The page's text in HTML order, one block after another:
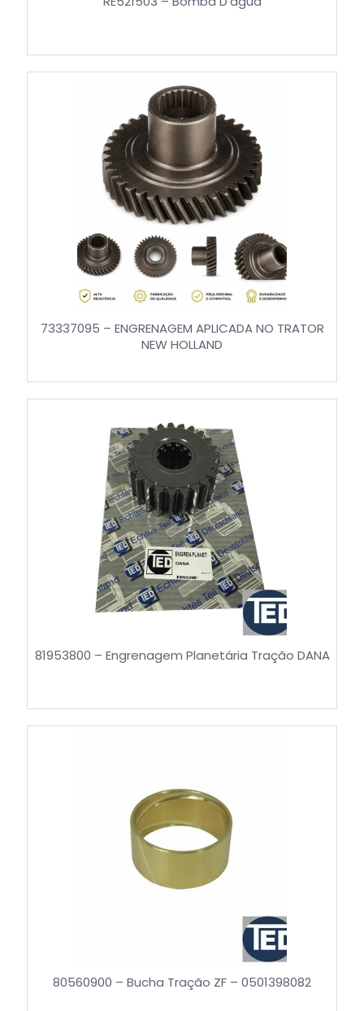
73337095 – ENGRENAGEM APLICADA NO TRATOR
NEW HOLLAND
81953800 – Engrenagem Planetária Tração DANA
80560900 – Bucha Tração ZF – 0501398082